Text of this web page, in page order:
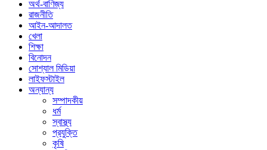
অর্থ-বাণিজ্য
রাজনীতি
আইন-আদালত
খেলা
শিক্ষা
বিনোদন
সোশ্যাল মিডিয়া
লাইফস্টাইল
অন্যান্য
সম্পাদকীয়
ধর্ম
স্বাস্থ্য
প্রযুক্তি
কৃষি